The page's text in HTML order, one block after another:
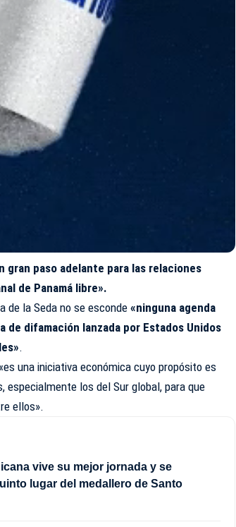
gran paso adelante para las relaciones
de Panamá libre».
de la Seda no se esconde«ninguna agenda
de difamación lanzada por Estados Unidos
.
una iniciativa económica cuyo propósito es
los del Sur global, para que
ellos».
vive su mejor jornada y se
lugar del medallero de Santo